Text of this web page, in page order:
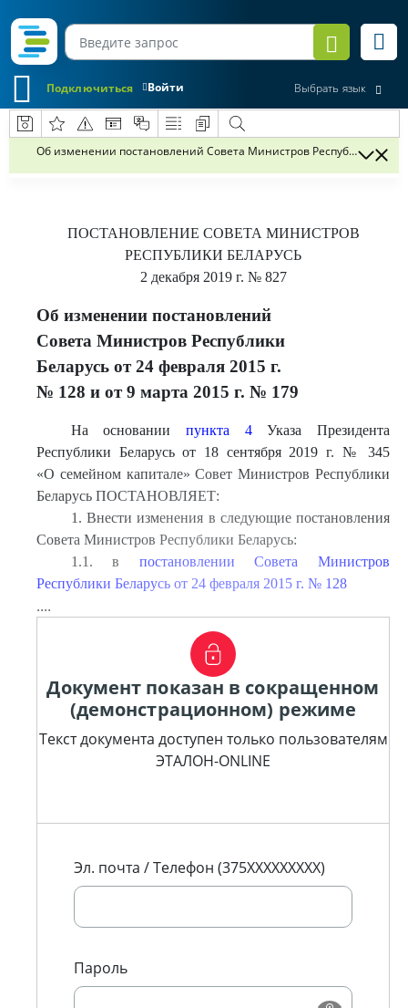
Войти
Подключиться Выбрать язык
Об изменении постановлений Совета Министров Республики
ПОСТАНОВЛЕНИЕ СОВЕТА МИНИСТРОВ
РЕСПУБЛИКИ БЕЛАРУСЬ
2 декабря 2019 г. № 827
Об изменении постановлений
Совета Министров Республики
Беларусь от 24 февраля 2015 г.
№ 128 и от 9 марта 2015 г. № 179
На основаниипункта 4Указа Президента
Республики Беларусь от 18 сентября 2019 г. № 345
«О семейном капитале» Совет Министров Республики
Беларусь ПОСТАНОВЛЯЕТ:
1. Внести изменения в следующие постановления
Совета Министров Республики Беларусь:
1.1. в постановлении Совета Министров
Республики Беларусь от 24 февраля 2015 г. № 128
....
Документ показан в сокращенном
(демонстрационном) режиме
Текст документа доступен только пользователям
ЭТАЛОН-ONLINE
Эл. почта / Телефон (375XXXXXXXXX)
Пароль